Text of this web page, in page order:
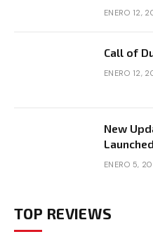
ENERO 12,
Call of
ENERO 12,
New
Launched
ENERO 5,
TOP REVIEWS